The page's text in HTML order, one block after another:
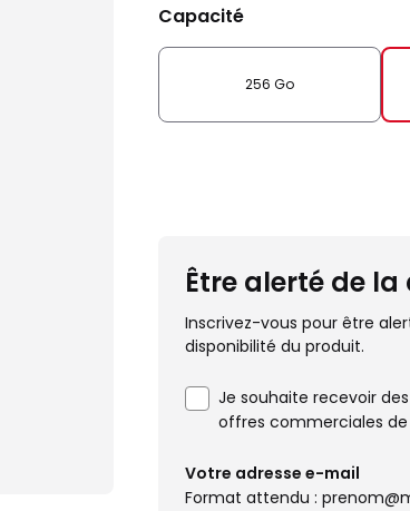
Capacité
256 Go
Être alerté de
Inscrivez-vous pour être
disponibilité du produit.
Je souhaite recevoir
offres commerciales de
Votre adresse e-mail
Format attendu :